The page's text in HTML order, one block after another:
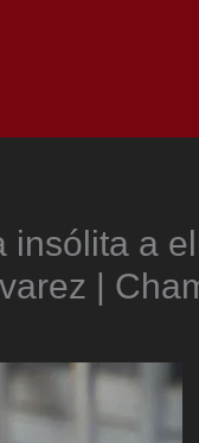
insólita a
|